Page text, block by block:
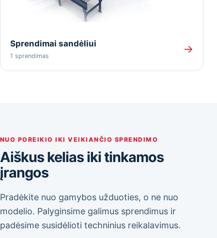
Sprendimai sandėliui
1 sprendimas
→
NUO POREIKIO IKI VEIKIANČIO SPRENDIMO
Aiškus kelias iki tinkamos
įrangos
Pradėkite nuo gamybos užduoties, o ne nuo
modelio. Palyginsime galimus sprendimus ir
padėsime susidėlioti techninius reikalavimus.